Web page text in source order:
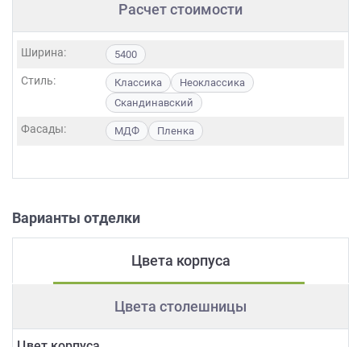
Расчет стоимости
Ширина: 5400
Стиль: Классика
Неоклассика
Скандинавский
Фасады: МДФ Пленка
Варианты отделки
Цвета корпуса
Цвета столешницы